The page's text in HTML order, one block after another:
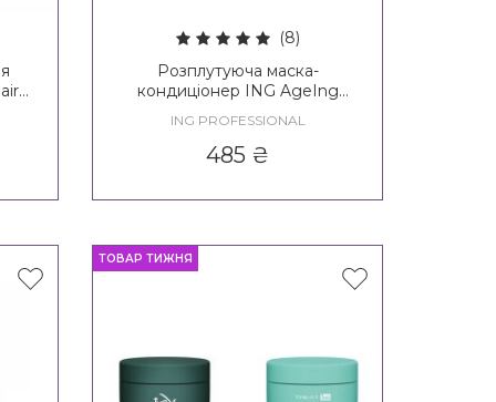
(8)
Розплутуюча маска-
кондиціонер ING AgeIng
ING PROFESSIONAL
485 ₴
ТОВАР ТИЖНЯ